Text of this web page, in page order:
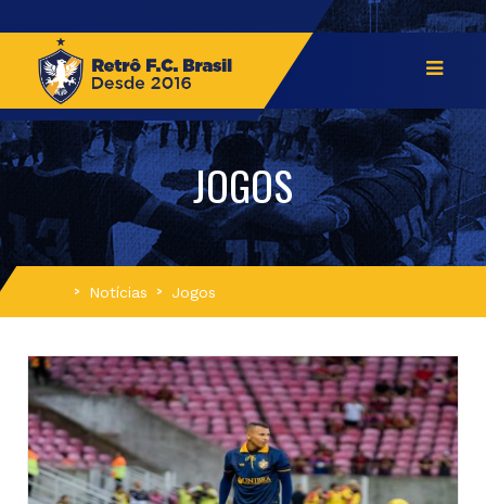
JOGOS
Notícias Jogos